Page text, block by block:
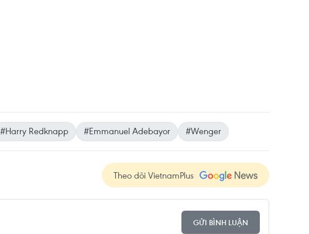
#Harry Redknapp #Emmanuel Adebayor #Wenger
Theo dõi VietnamPlus
GỬI BÌNH LUẬN